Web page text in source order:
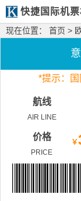
快捷国际机
现在位置： 首页 >
*提示：国
航线
AIR LINE
价格
PRICE
￥